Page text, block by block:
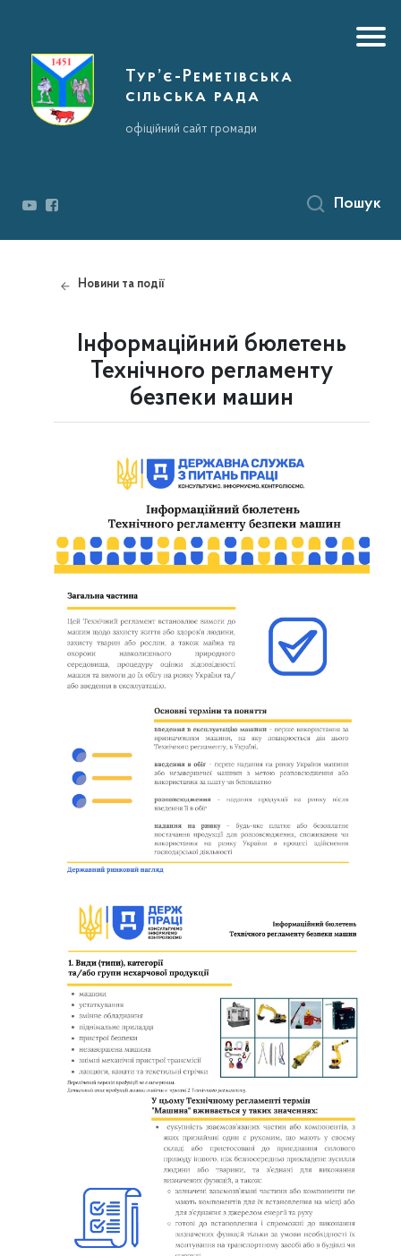
Тур’є-Реметівська
сільська рада
офіційний сайт громади
Пошук
Новини та події
Інформаційний бюлетень
Технічного регламенту
безпеки машин